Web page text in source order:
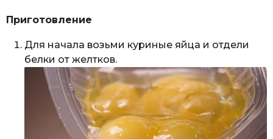
Приготовление
Для начала возьми куриные яйца и отдели
белки от желтков.